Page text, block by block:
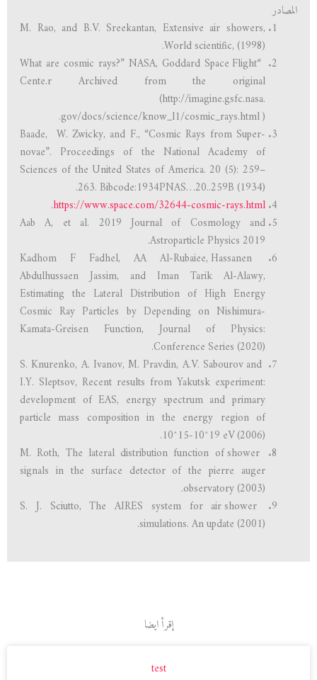
المصادر
M. Rao, and B.V. Sreekantan, Extensive air showers,
World scientific, (1998).
“What are cosmic rays?” NASA, Goddard Space Flight
Cente.r Archived from the original
(http://imagine.gsfc.nasa.
gov/docs/science/know_l1/cosmic_rays.html ).
Baade, W. Zwicky, and F., “Cosmic Rays from Super-
novae”. Proceedings of the National Academy of
Sciences of the United States of America. 20 (5): 259–
263. Bibcode:1934PNAS…20..259B (1934).
https://www.space.com/32644-cosmic-rays.html
.
Aab A, et al. 2019 Journal of Cosmology and
Astroparticle Physics 2019.
Kadhom F Fadhel, AA Al-Rubaiee, Hassanen
Abdulhussaen Jassim, and Iman Tarik Al-Alawy,
Estimating the Lateral Distribution of High Energy
Cosmic Ray Particles by Depending on Nishimura-
Kamata-Greisen Function, Journal of Physics:
Conference Series (2020).
S. Knurenko, A. Ivanov, M. Pravdin, A.V. Sabourov and
I.Y. Sleptsov, Recent results from Yakutsk experiment:
development of EAS, energy spectrum and primary
particle mass composition in the energy region of
10^15-10^19 eV (2006).
M. Roth, The lateral distribution function of shower
signals in the surface detector of the pierre auger
observatory (2003).
S. J. Sciutto, The AIRES system for air shower
simulations. An update (2001).
إقرأ ايضا
test